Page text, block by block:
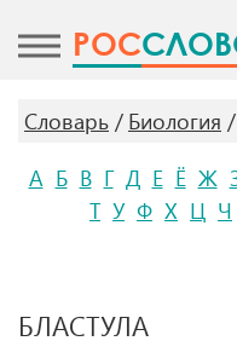
POC
Словарь Биология
А Б В Г Д Е Ё Ж
Т У Ф Х Ц Ч
БЛАСТУЛА